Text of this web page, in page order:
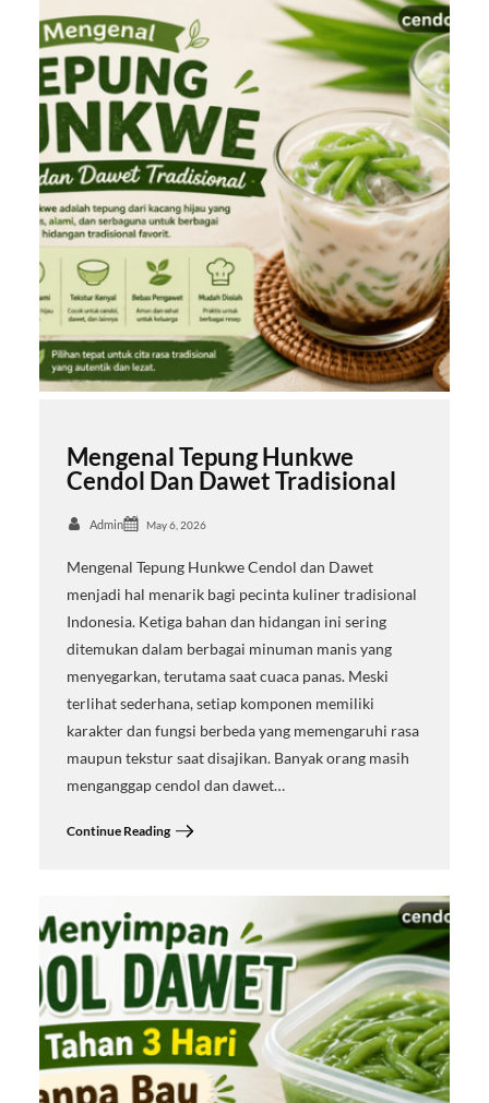
Mengenal Tepung Hunkwe
Cendol Dan Dawet Tradisional
Admin May 6, 2026
Mengenal Tepung Hunkwe Cendol dan Dawet
menjadi hal menarik bagi pecinta kuliner tradisional
Indonesia. Ketiga bahan dan hidangan ini sering
ditemukan dalam berbagai minuman manis yang
menyegarkan, terutama saat cuaca panas. Meski
terlihat sederhana, setiap komponen memiliki
karakter dan fungsi berbeda yang memengaruhi rasa
maupun tekstur saat disajikan. Banyak orang masih
menganggap cendol dan dawet…
Continue Reading